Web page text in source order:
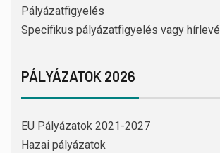
Pályázatfigyelés
Specifikus pályázatfigyelés vagy hírlevél
PÁLYÁZATOK 2026
EU Pályázatok 2021-2027
Hazai pályázatok